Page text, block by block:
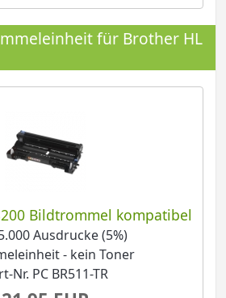
für Brother HL
Bildtrommel kompatibel
Ausdrucke (5%)
- kein Toner
Nr. PC BR511-TR